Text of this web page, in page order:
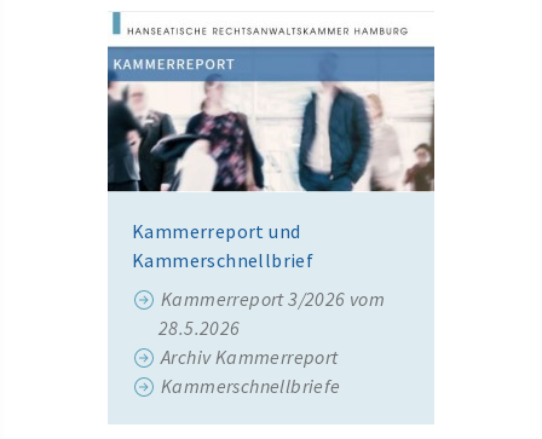
Kammerreport und
Kammerschnellbrief
Kammerreport 3/2026 vom
28.5.2026
Archiv Kammerreport
Kammerschnellbriefe